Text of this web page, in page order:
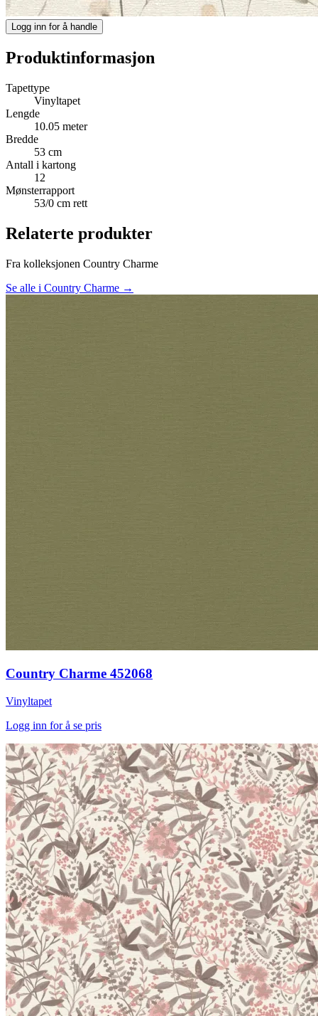
Logg inn for å handle
Produktinformasjon
Tapettype
Vinyltapet
Lengde
10.05 meter
Bredde
53 cm
Antall i kartong
12
Mønsterrapport
53/0 cm rett
Relaterte produkter
Fra kolleksjonen Country Charme
Se alle i Country Charme →
Country Charme 452068
Vinyltapet
Logg inn for å se pris